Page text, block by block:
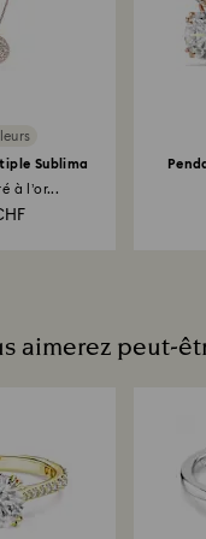
pour que le montant
Sublima
à l’or...
aimerez peut-